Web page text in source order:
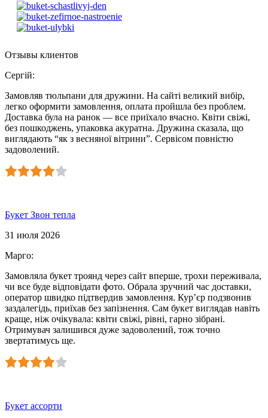
Отзывы клиентов
Сергій:
Замовляв тюльпани для дружини. На сайті великий вибір,
легко оформити замовлення, оплата пройшла без проблем.
Доставка була на ранок — все приїхало вчасно. Квіти свіжі,
без пошкоджень, упаковка акуратна. Дружина сказала, що
виглядають “як з весняної вітрини”. Сервісом повністю
задоволений.
Букет Звон тепла
31 июля 2026
Марго:
Замовляла букет троянд через сайт вперше, трохи переживала,
чи все буде відповідати фото. Обрала зручний час доставки,
оператор швидко підтвердив замовлення. Кур’єр подзвонив
заздалегідь, приїхав без запізнення. Сам букет виглядав навіть
краще, ніж очікувала: квіти свіжі, рівні, гарно зібрані.
Отримувач залишився дуже задоволений, тож точно
звертатимусь ще.
Букет ассорти